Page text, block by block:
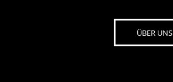
ÜBER UNS